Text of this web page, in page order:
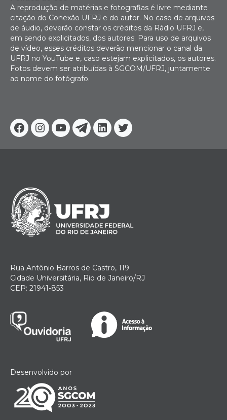
Facebook
Instagram
YoutubeTelegram
Linkedin
Twitter
A reprodução de matérias e fotografias é livre mediante
citação do Conexão UFRJ e do autor. No caso de arquivos
de áudio, deverão constar os créditos da Rádio UFRJ e,
em sendo explicitados, dos autores. Para uso de arquivos
de vídeo, esses créditos deverão mencionar o canal da
UFRJ no YouTube e, caso estejam explicitados, os autores.
Fotos devem ser atribuídas à SGCOM/UFRJ, juntamente
ao nome do fotógrafo.
Rua Antônio Barros de Castro, 119
Cidade Universitária, Rio de Janeiro/RJ
CEP: 21941-853
Desenvolvido por